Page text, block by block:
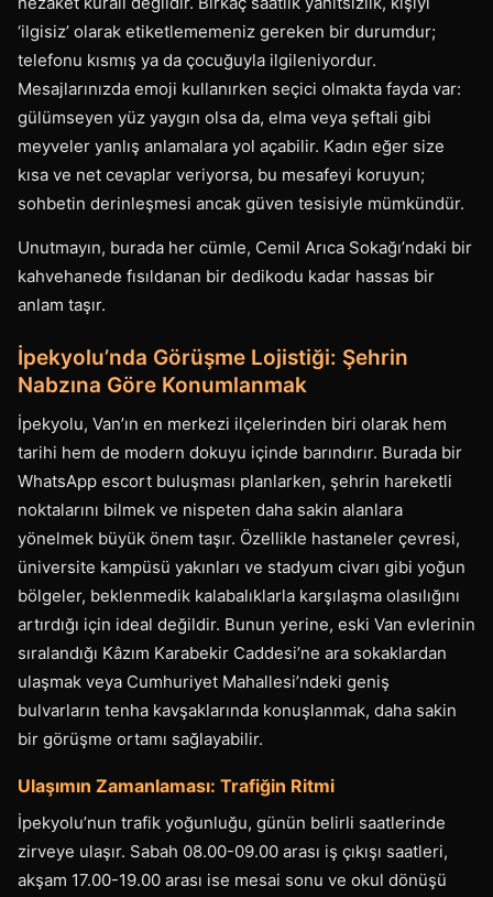
‘ilgisiz’ olarak etiketlememeniz gereken bir durumdur;
telefonu kısmış ya da çocuğuyla ilgileniyordur.
Mesajlarınızda emoji kullanırken seçici olmakta fayda var:
gülümseyen yüz yaygın olsa da, elma veya şeftali gibi
meyveler yanlış anlamalara yol açabilir. Kadın eğer size
kısa ve net cevaplar veriyorsa, bu mesafeyi koruyun;
sohbetin derinleşmesi ancak güven tesisiyle mümkündür.
Unutmayın, burada her cümle, Cemil Arıca Sokağı’ndaki bir
kahvehanede fısıldanan bir dedikodu kadar hassas bir
anlam taşır.
İpekyolu’nda Görüşme Lojistiği: Şehrin
Nabzına Göre Konumlanmak
İpekyolu, Van’ın en merkezi ilçelerinden biri olarak hem
tarihi hem de modern dokuyu içinde barındırır. Burada bir
WhatsApp escort buluşması planlarken, şehrin hareketli
noktalarını bilmek ve nispeten daha sakin alanlara
yönelmek büyük önem taşır. Özellikle hastaneler çevresi,
üniversite kampüsü yakınları ve stadyum civarı gibi yoğun
bölgeler, beklenmedik kalabalıklarla karşılaşma olasılığını
artırdığı için ideal değildir. Bunun yerine, eski Van evlerinin
sıralandığı Kâzım Karabekir Caddesi’ne ara sokaklardan
ulaşmak veya Cumhuriyet Mahallesi’ndeki geniş
bulvarların tenha kavşaklarında konuşlanmak, daha sakin
bir görüşme ortamı sağlayabilir.
Ulaşımın Zamanlaması: Trafiğin Ritmi
İpekyolu’nun trafik yoğunluğu, günün belirli saatlerinde
zirveye ulaşır. Sabah 08.00-09.00 arası iş çıkışı saatleri,
akşam 17.00-19.00 arası ise mesai sonu ve okul dönüşü